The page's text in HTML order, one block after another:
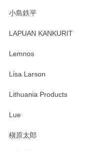
す。 素敵な湯呑みでとても気
たm(_)m
います。無事に届い
小島鉄平
LAPUAN KANKURIT
Lemnos
Lisa Larson
Lithuania Products
Lue
槇原太郎